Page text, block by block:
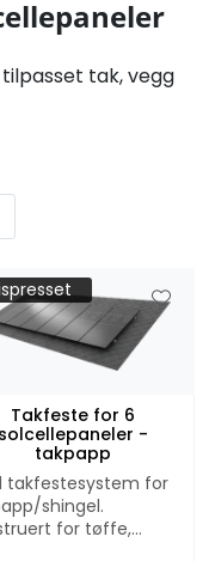
tak, vegg
Takfeste for 6
solcellepaneler -
takpapp
takfestesystem for
shingel.
for tøffe,